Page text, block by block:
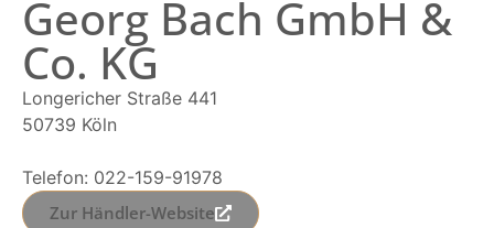
Georg Bach GmbH &
Co. KG
Longericher Straße 441
50739 Köln
Telefon: 022-159-91978
Zur Händler-Website